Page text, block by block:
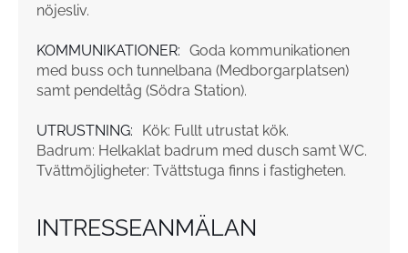
nöjesliv.
KOMMUNIKATIONER: Goda kommunikationen
med buss och tunnelbana (Medborgarplatsen)
samt pendeltåg (Södra Station).
UTRUSTNING:
Kök: Fullt utrustat kök.
Badrum: Helkaklat badrum med dusch samt WC.
Tvättmöjligheter: Tvättstuga finns i fastigheten.
INTRESSEANMÄLAN